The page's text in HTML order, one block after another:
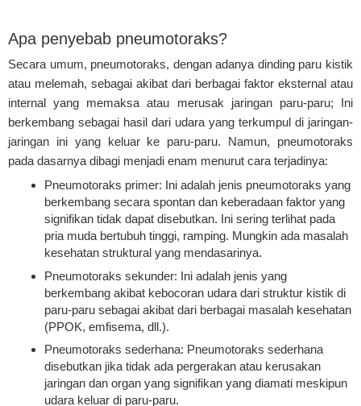
Apa penyebab pneumotoraks?
Secara umum, pneumotoraks, dengan adanya dinding paru kistik
atau melemah, sebagai akibat dari berbagai faktor eksternal atau
internal yang memaksa atau merusak jaringan paru-paru; Ini
berkembang sebagai hasil dari udara yang terkumpul di jaringan-
jaringan ini yang keluar ke paru-paru. Namun, pneumotoraks
pada dasarnya dibagi menjadi enam menurut cara terjadinya:
Pneumotoraks primer: Ini adalah jenis pneumotoraks yang
berkembang secara spontan dan keberadaan faktor yang
signifikan tidak dapat disebutkan. Ini sering terlihat pada
pria muda bertubuh tinggi, ramping. Mungkin ada masalah
kesehatan struktural yang mendasarinya.
Pneumotoraks sekunder: Ini adalah jenis yang
berkembang akibat kebocoran udara dari struktur kistik di
paru-paru sebagai akibat dari berbagai masalah kesehatan
(PPOK, emfisema, dll.).
Pneumotoraks sederhana: Pneumotoraks sederhana
disebutkan jika tidak ada pergerakan atau kerusakan
jaringan dan organ yang signifikan yang diamati meskipun
udara keluar di paru-paru.